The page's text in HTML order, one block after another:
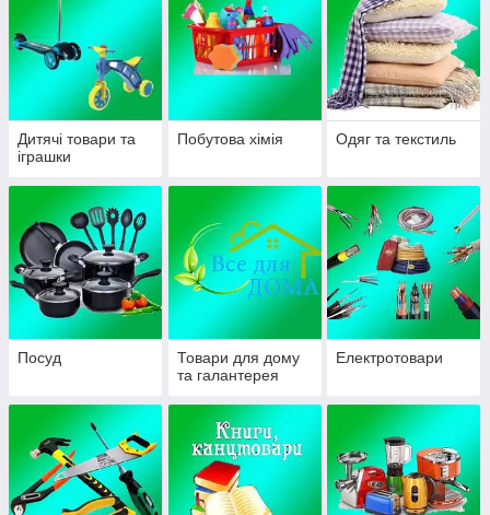
Дитячі товари та
іграшки
Побутова хімія Одяг та текстиль
Посуд
Товари для дому
та галантерея
Електротовари